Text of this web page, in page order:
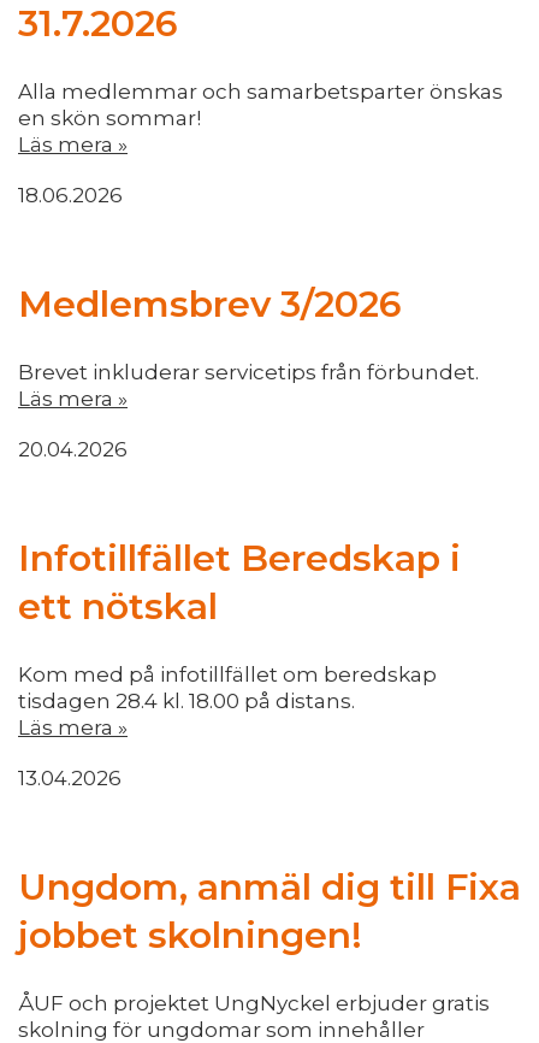
31.7.2026
Alla medlemmar och samarbetsparter önskas
en skön sommar!
Läs mera »
18.06.2026
Medlemsbrev 3/2026
Brevet inkluderar servicetips från förbundet.
Läs mera »
20.04.2026
Infotillfället Beredskap i
ett nötskal
Kom med på infotillfället om beredskap
tisdagen 28.4 kl. 18.00 på distans.
Läs mera »
13.04.2026
Ungdom, anmäl dig till Fixa
jobbet skolningen!
ÅUF och projektet UngNyckel erbjuder gratis
skolning för ungdomar som innehåller